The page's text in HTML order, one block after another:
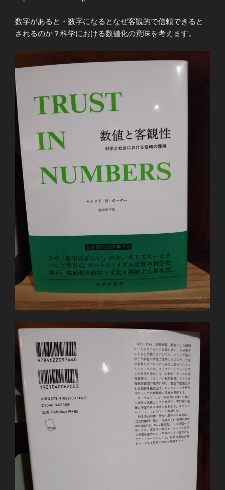
数字があると・数字になるとなぜ客観的で信頼できると
されるのか？科学における数値化の意味を考えます。